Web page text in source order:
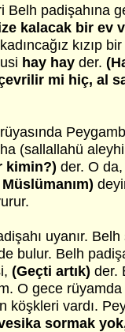
Belh padişahına
kalacak bir ev
kızıp
hay hay der.
mi hiç, al
(sallallahü
kimin?) der. O da,
uyanır.
bulur. Belh
(Geçti artık) der.
O gece rüyamda
köşkleri vardı.
sormak